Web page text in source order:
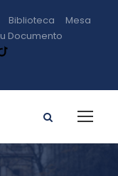
Biblioteca
Mesa
Documento